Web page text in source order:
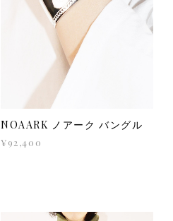
NOAARK ノアーク バングル
¥92,400